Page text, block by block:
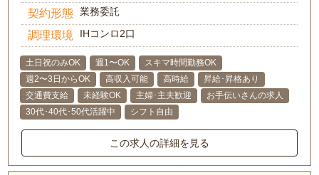
契約形態 業務委託
調理環境 IHコンロ2口
土日祝のみOK 週1〜OK
スキマ時間勤務OK
週2〜3日からOK
高収入可能 高時給
昇給･昇格あり
交通費支給
未経験OK 主婦･主夫歓迎
お手伝いさんの求人
30代･40代･50代活躍中
シフト自由
この求人の詳細を見る